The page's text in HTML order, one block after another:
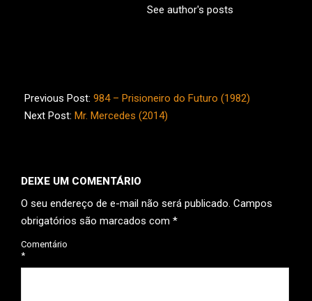
See author's posts
03-
04
Previous Post: 984 – Prisioneiro do Futuro (1982)
Next Post: Mr. Mercedes (2014)
DEIXE UM COMENTÁRIO
O seu endereço de e-mail não será publicado. Campos
obrigatórios são marcados com *
Comentário
*